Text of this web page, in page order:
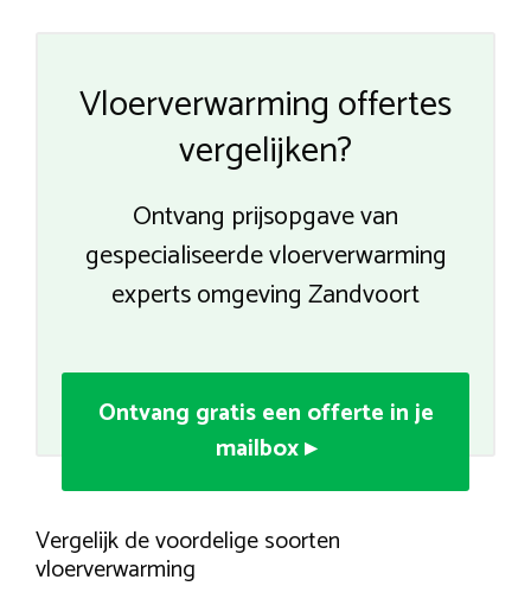
Vloerverwarming offertes
vergelijken?
Ontvang prijsopgave van
gespecialiseerde vloerverwarming
experts omgeving Zandvoort
Ontvang gratis een offerte in je
mailbox ▸
Vergelijk de voordelige soorten
vloerverwarming